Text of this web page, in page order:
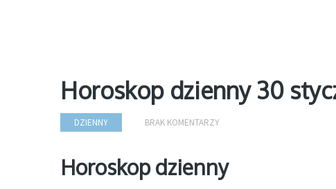
Horoskop dzienny 30
DZIENNY BRAK KOMENTARZY
Horoskop dzienny